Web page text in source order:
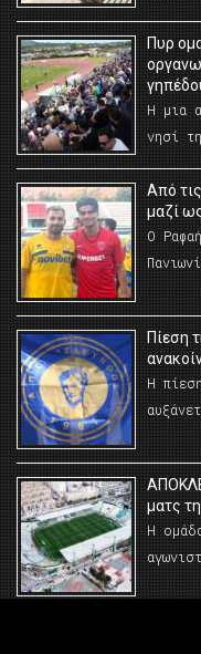
Πυρ
Η μια
νησί
Από
μαζί
Ο
Πίεση
Η
ματς
Η